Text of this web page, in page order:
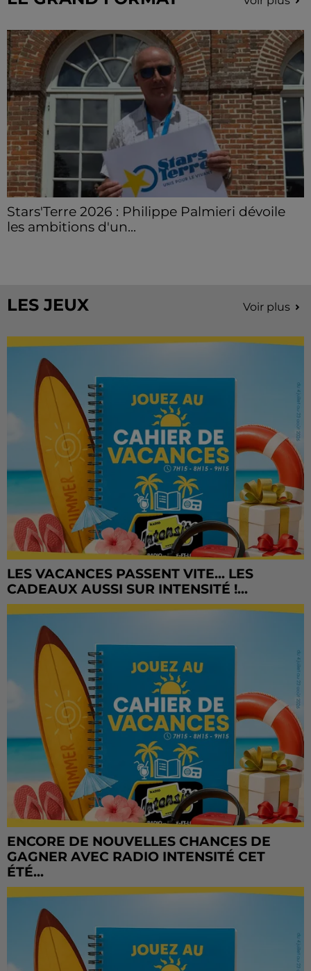
Stars'Terre 2026 : Philippe Palmieri dévoile
les ambitions d'un...
LES JEUX Voir plus
LES VACANCES PASSENT VITE... LES
CADEAUX AUSSI SUR INTENSITÉ !...
ENCORE DE NOUVELLES CHANCES DE
GAGNER AVEC RADIO INTENSITÉ CET
ÉTÉ...